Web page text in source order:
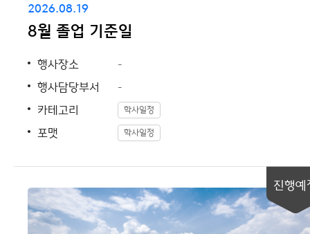
2026.08.19
8월 졸업 기준일
행사장소 -
행사담당부서 -
카테고리 학사일정
포맷 학사일정
진행예